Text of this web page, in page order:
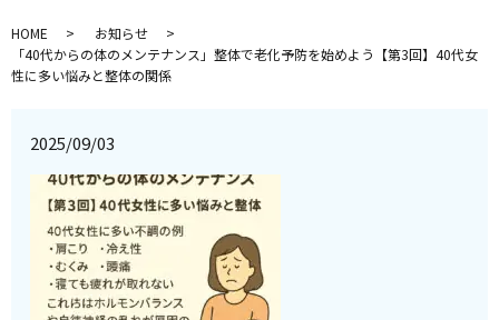
HOME
お知らせ
「40代からの体のメンテナンス」整体で老化予防を始めよう【第3回】40代女
性に多い悩みと整体の関係
2025/09/03